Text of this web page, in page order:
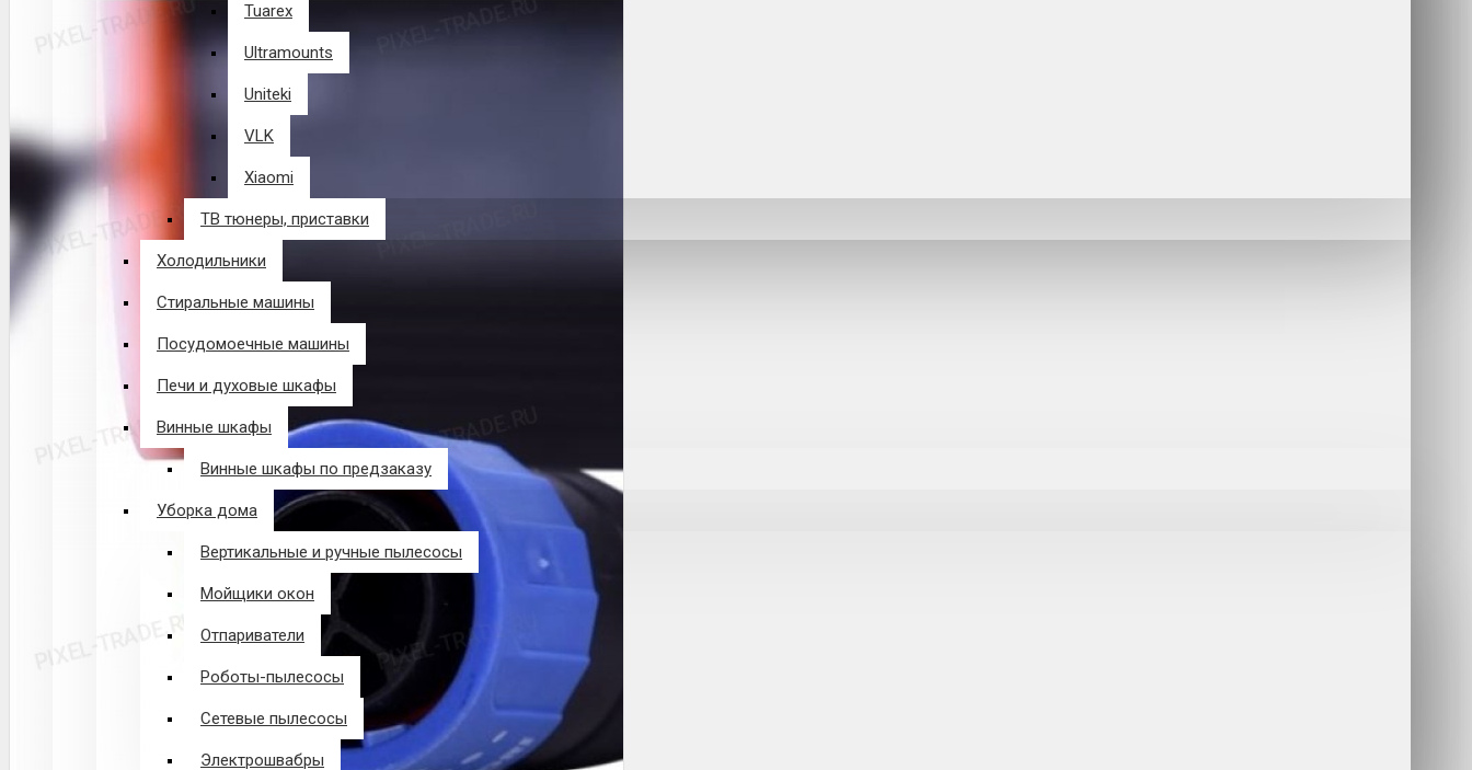
Tuarex
Ultramounts
Uniteki
VLK
Xiaomi
ТВ тюнеры, приставки
Холодильники
Стиральные машины
Посудомоечные машины
Печи и духовые шкафы
Винные шкафы
Винные шкафы по предзаказу
Уборка дома
Вертикальные и ручные пылесосы
Мойщики окон
Отпариватели
Роботы-пылесосы
Сетевые пылесосы
Электрошвабры